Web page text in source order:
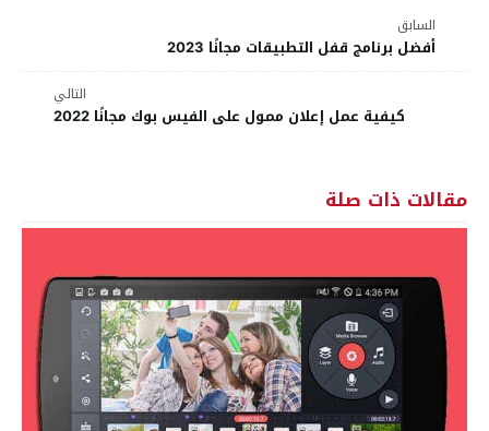
السابق
أفضل برنامج قفل التطبيقات مجانًا 2023
التالي
كيفية عمل إعلان ممول على الفيس بوك مجانًا 2022
مقالات ذات صلة